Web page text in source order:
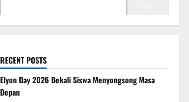
RECENT POSTS
Elyon Day 2026 Bekali Siswa Menyongsong Masa
Depan